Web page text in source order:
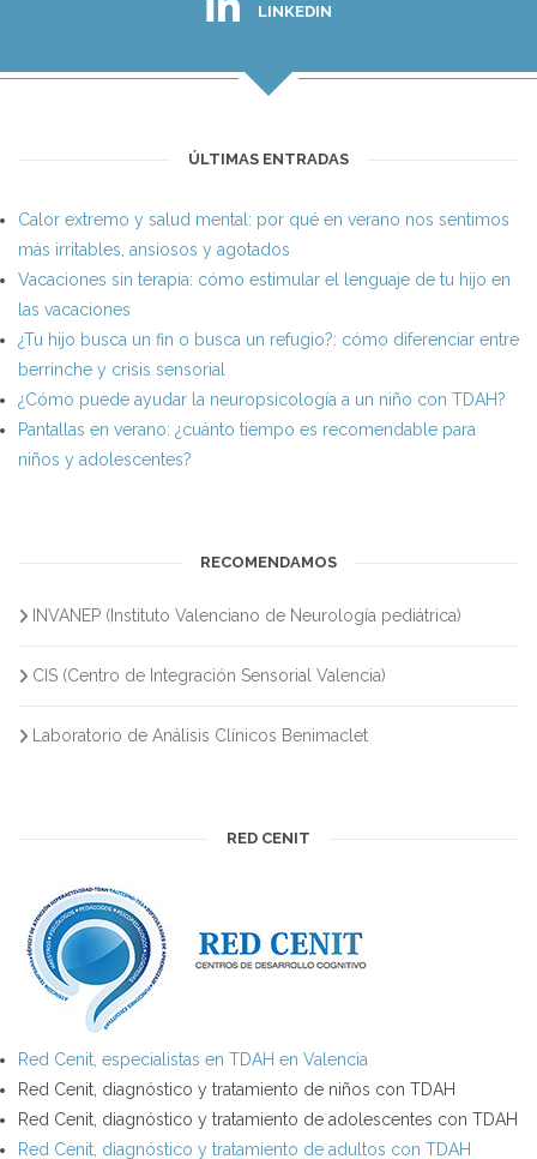
LINKEDIN
ÚLTIMAS ENTRADAS
Calor extremo y salud mental: por qué en verano nos sentimos
más irritables, ansiosos y agotados
Vacaciones sin terapia: cómo estimular el lenguaje de tu hijo en
las vacaciones
¿Tu hijo busca un fin o busca un refugio?: cómo diferenciar entre
berrinche y crisis sensorial
¿Cómo puede ayudar la neuropsicología a un niño con TDAH?
Pantallas en verano: ¿cuánto tiempo es recomendable para
niños y adolescentes?
RECOMENDAMOS
INVANEP (Instituto Valenciano de Neurología pediátrica)
CIS (Centro de Integración Sensorial Valencia)
Laboratorio de Análisis Clínicos Benimaclet
RED CENIT
Red Cenit, especialistas en TDAH en Valencia
Red Cenit, diagnóstico y tratamiento de niños con TDAH
Red Cenit, diagnóstico y tratamiento de adolescentes con TDAH
Red Cenit, diagnóstico y tratamiento de adultos con TDAH